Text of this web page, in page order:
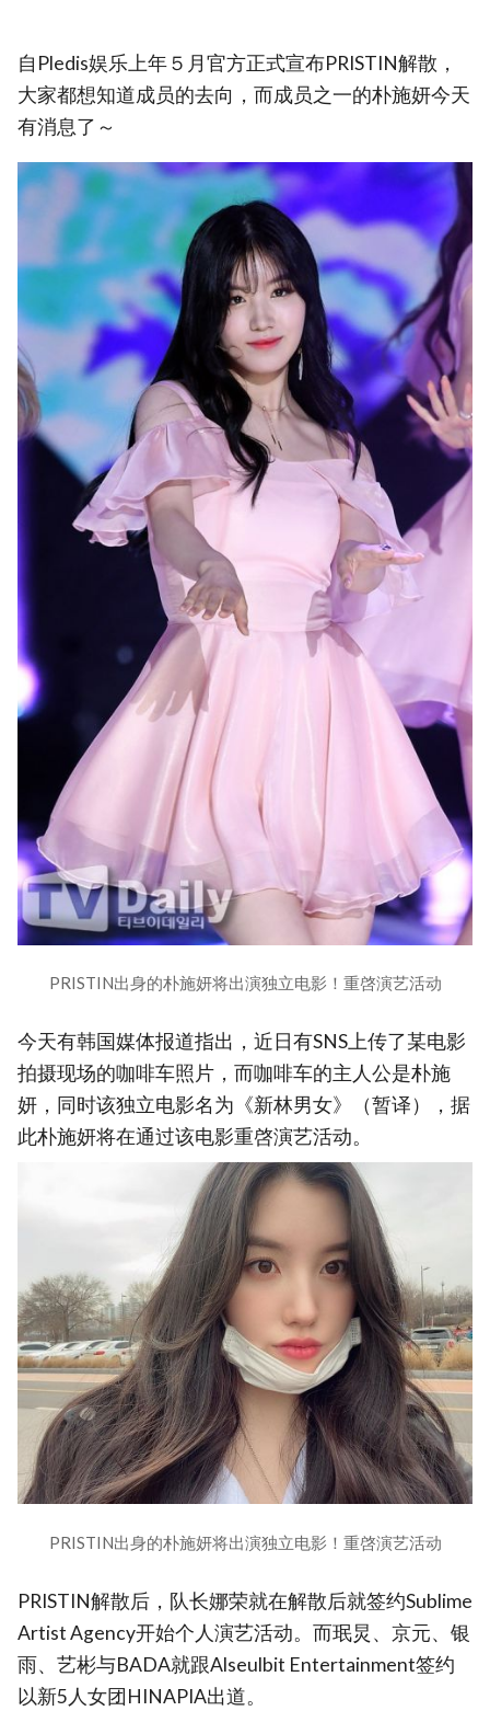
自Pledis娱乐上年５月官方正式宣布PRISTIN解散，
大家都想知道成员的去向，而成员之一的朴施妍今天
有消息了～
PRISTIN出身的朴施妍将出演独立电影！重啓演艺活动
今天有韩国媒体报道指出，近日有SNS上传了某电影
拍摄现场的咖啡车照片，而咖啡车的主人公是朴施
妍，同时该独立电影名为《新林男女》（暂译），据
此朴施妍将在通过该电影重啓演艺活动。
PRISTIN出身的朴施妍将出演独立电影！重啓演艺活动
PRISTIN解散后，队长娜荣就在解散后就签约Sublime
Artist Agency开始个人演艺活动。而珉炅、京元、银
雨、艺彬与BADA就跟Alseulbit Entertainment签约
以新5人女团HINAPIA出道。